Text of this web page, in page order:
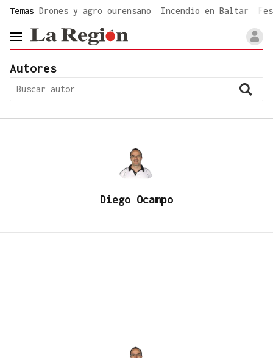
Temas Drones y agro ourensano Incendio en Baltar
header.menu.open
Autores
Diego Ocampo